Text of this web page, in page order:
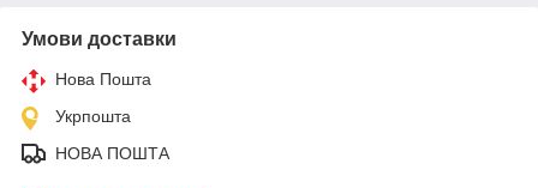
Умови доставки
Нова Пошта
Укрпошта
НОВА ПОШТА